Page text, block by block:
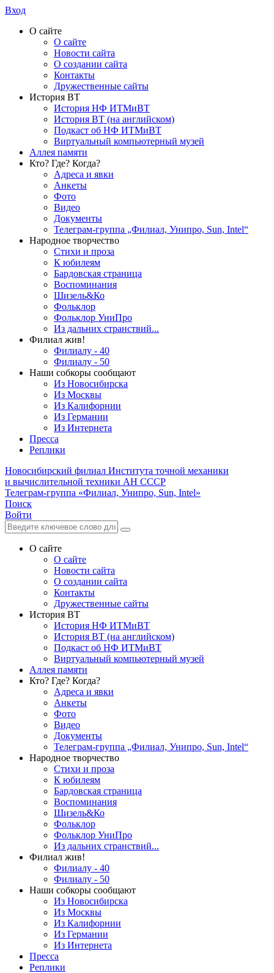
Вход
О сайте
О сайте
Новости сайта
О создании сайта
Контакты
Дружественные сайты
История ВТ
История НФ ИТМиВТ
История ВТ (на английском)
Подкаст об НФ ИТМиВТ
Виртуальный компьютерный музей
Аллея памяти
Кто? Где? Когда?
Адреса и явки
Анкеты
Фото
Видео
Документы
Телеграм-группа „Филиал, Унипро, Sun, Intel“
Народное творчество
Стихи и проза
К юбилеям
Бардовская страница
Воспоминания
Шизель&Ко
Фольклор
Фольклор УниПро
Из дальних странствий...
Филиал жив!
Филиалу - 40
Филиалу - 50
Наши собкоры сообщают
Из Новосибирска
Из Москвы
Из Калифорнии
Из Германии
Из Интернета
Пресса
Реплики
Новосибирский филиал Института точной механики
и вычислительной техники АН СССР
Телеграм-группа «Филиал, Унипро, Sun, Intel»
Поиск
Войти
О сайте
О сайте
Новости сайта
О создании сайта
Контакты
Дружественные сайты
История ВТ
История НФ ИТМиВТ
История ВТ (на английском)
Подкаст об НФ ИТМиВТ
Виртуальный компьютерный музей
Аллея памяти
Кто? Где? Когда?
Адреса и явки
Анкеты
Фото
Видео
Документы
Телеграм-группа „Филиал, Унипро, Sun, Intel“
Народное творчество
Стихи и проза
К юбилеям
Бардовская страница
Воспоминания
Шизель&Ко
Фольклор
Фольклор УниПро
Из дальних странствий...
Филиал жив!
Филиалу - 40
Филиалу - 50
Наши собкоры сообщают
Из Новосибирска
Из Москвы
Из Калифорнии
Из Германии
Из Интернета
Пресса
Реплики